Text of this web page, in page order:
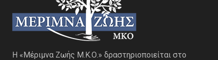
Η «Μέριμνα Ζωής Μ.Κ.Ο.» δραστηριοποιείται στο